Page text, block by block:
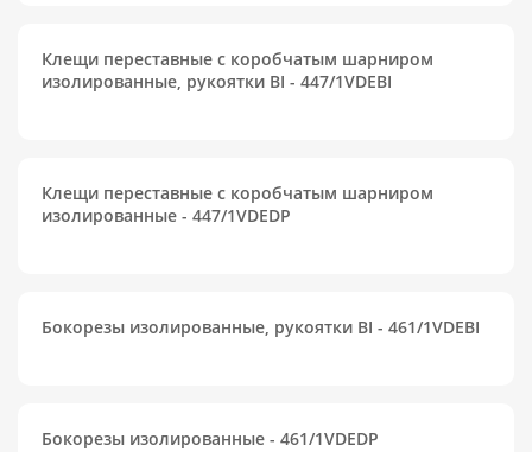
Клещи переставные с коробчатым шарниром
изолированные, рукоятки BI - 447/1VDEBI
Клещи переставные с коробчатым шарниром
изолированные - 447/1VDEDP
Бокорезы изолированные, рукоятки BI - 461/1VDEBI
Бокорезы изолированные - 461/1VDEDP